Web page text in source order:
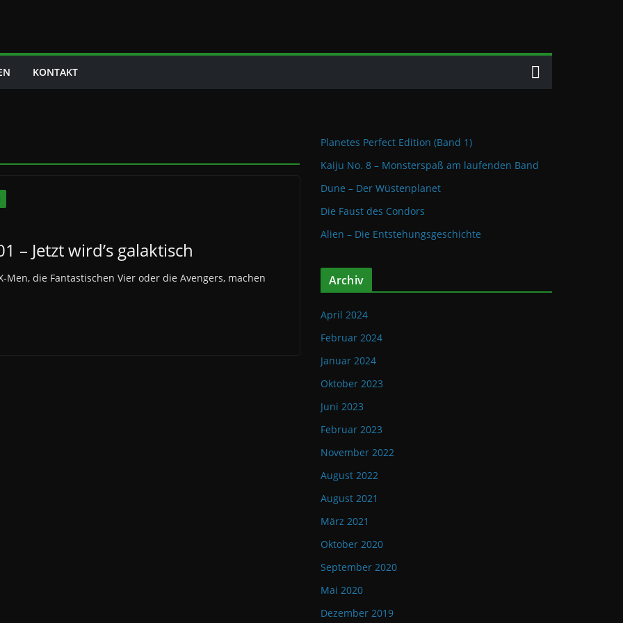
KONTAKT
– Jetzt wird’s galaktisch
die Fantastischen Vier oder die Avengers, machen
Planetes Perfect Edition (Band 1)
Kaiju No. 8 – Monsterspaß am laufenden Band
Dune – Der Wüstenplanet
Die Faust des Condors
Alien – Die Entstehungsgeschichte
Archiv
April 2024
Februar 2024
Januar 2024
Oktober 2023
Juni 2023
Februar 2023
November 2022
August 2022
August 2021
März 2021
Oktober 2020
September 2020
Mai 2020
Dezember 2019